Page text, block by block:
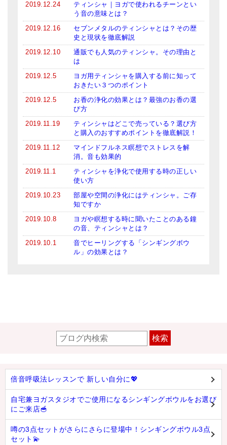
2019.12.24
ティンシャ｜ヨガで使われるチーンとい
う音の意味とは？
2019.12.16
セブンメタルのティンシャとは？その歴
史と現状を徹底解説
2019.12.10
通販でも人気のティンシャ。その理由と
は
2019.12.5
ヨガ用ティンシャを購入する前に知って
おきたい３つのポイント
2019.12.5
お香の浄化の効果とは？最強のお香の選
び方
2019.11.19
ティンシャはどこで売っている？選び方
と購入のおすすめポイントを徹底解説！
2019.11.12
マインドフルネス瞑想でストレスを解
消。音も効果的
2019.11.1
ティンシャを浄化で使用する時の正しい
使い方
2019.10.23
部屋や空間の浄化にはティンシャ。ご存
知ですか
2019.10.8
ヨガや瞑想する時に聞いたことのある鐘
の音、ティンシャとは？
2019.10.1
音でヒーリングする「シンギングボウ
ル」の効果とは？
検索
倍音呼吸法レッスンで 新しい自分に💖
自宅兼ヨガスタジオでご使用になるシンギングボウルをお選び
にご来店🥣
噂の3点セットがさらにさらに登場中！シンギングボウル3点
セット💫